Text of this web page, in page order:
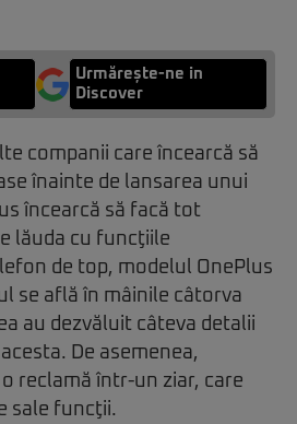
Urmărește-ne in
Discover
companii care încearcă să
înainte de lansarea unui
încearcă să facă tot
lăuda cu funcţiile
de top, modelul OnePlus
se află în mâinile câtorva
au dezvăluit câteva detalii
De asemenea,
reclamă într-un ziar, care
sale funcţii.